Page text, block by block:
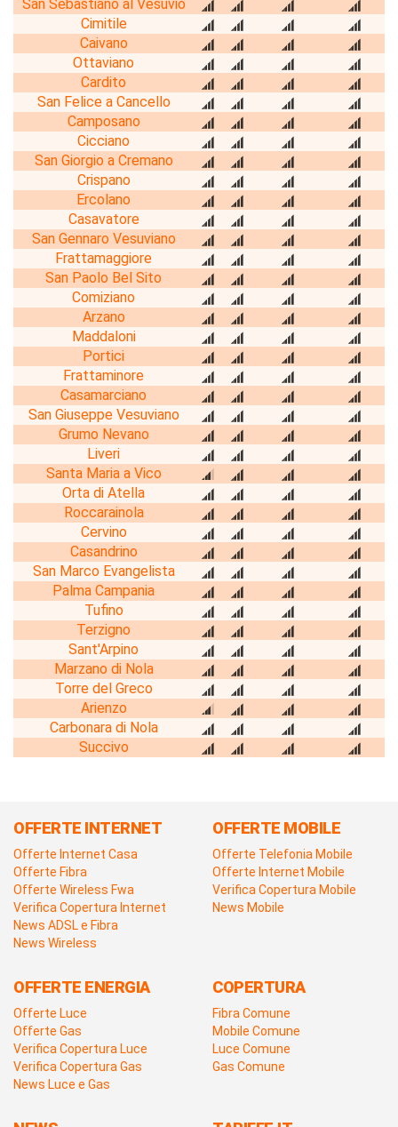
San Sebastiano al Vesuvio
Cimitile
Caivano
Ottaviano
Cardito
San Felice a Cancello
Camposano
Cicciano
San Giorgio a Cremano
Crispano
Ercolano
Casavatore
San Gennaro Vesuviano
Frattamaggiore
San Paolo Bel Sito
Comiziano
Arzano
Maddaloni
Portici
Frattaminore
Casamarciano
San Giuseppe Vesuviano
Grumo Nevano
Liveri
Santa Maria a Vico
Orta di Atella
Roccarainola
Cervino
Casandrino
San Marco Evangelista
Palma Campania
Tufino
Terzigno
Sant'Arpino
Marzano di Nola
Torre del Greco
Arienzo
Carbonara di Nola
Succivo
OFFERTE INTERNET
Offerte Internet Casa
Offerte Fibra
Offerte Wireless Fwa
Verifica Copertura Internet
News ADSL e Fibra
News Wireless
OFFERTE MOBILE
Offerte Telefonia Mobile
Offerte Internet Mobile
Verifica Copertura Mobile
News Mobile
OFFERTE ENERGIA
Offerte Luce
Offerte Gas
Verifica Copertura Luce
Verifica Copertura Gas
News Luce e Gas
COPERTURA
Fibra Comune
Mobile Comune
Luce Comune
Gas Comune